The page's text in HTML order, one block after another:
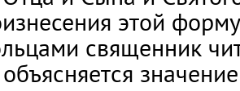
этой
священник